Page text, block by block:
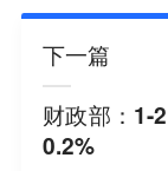
下一篇
财政部：1-
0.2%